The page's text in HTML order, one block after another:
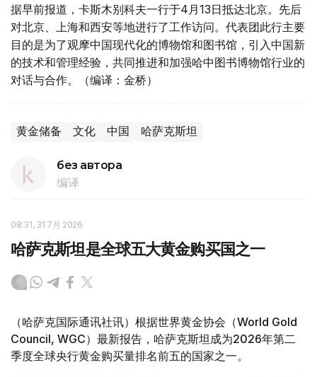
据早前报道，卡斯木别科夫一行于4月13日抵达北京。先后
对北京、上海和西安等地进行了工作访问。代表团此行主要
目的是为了观摩中国现代化的博物馆和图书馆，引入中国新
的技术和管理经验，共同推进和加强哈中图书博物馆行业的
对话与合作。（编译：金桥）
黄金储备 文化 中国 哈萨克斯坦
без автора
编译
08:31, 31 7月 2026
哈萨克斯坦是全球五大黄金购买国之一
（哈萨克国际通讯社讯）根据世界黄金协会（World Gold
Council, WGC）最新报告，哈萨克斯坦成为2026年第二
季度全球央行黄金购买量排名前五的国家之一。